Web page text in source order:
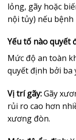
lỏng, gãy hoặc
nội tủy) nếu
Yếu tố nào quyết
Mức độ an toàn
quyết định bởi ba
Vị trí gãy:Gãy
rủi ro cao hơn
xương đòn.